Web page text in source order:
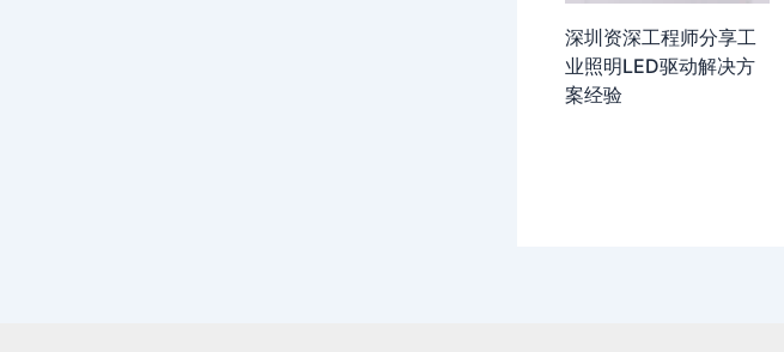
深圳资深工程师分享工
业照明LED驱动解决方
案经验